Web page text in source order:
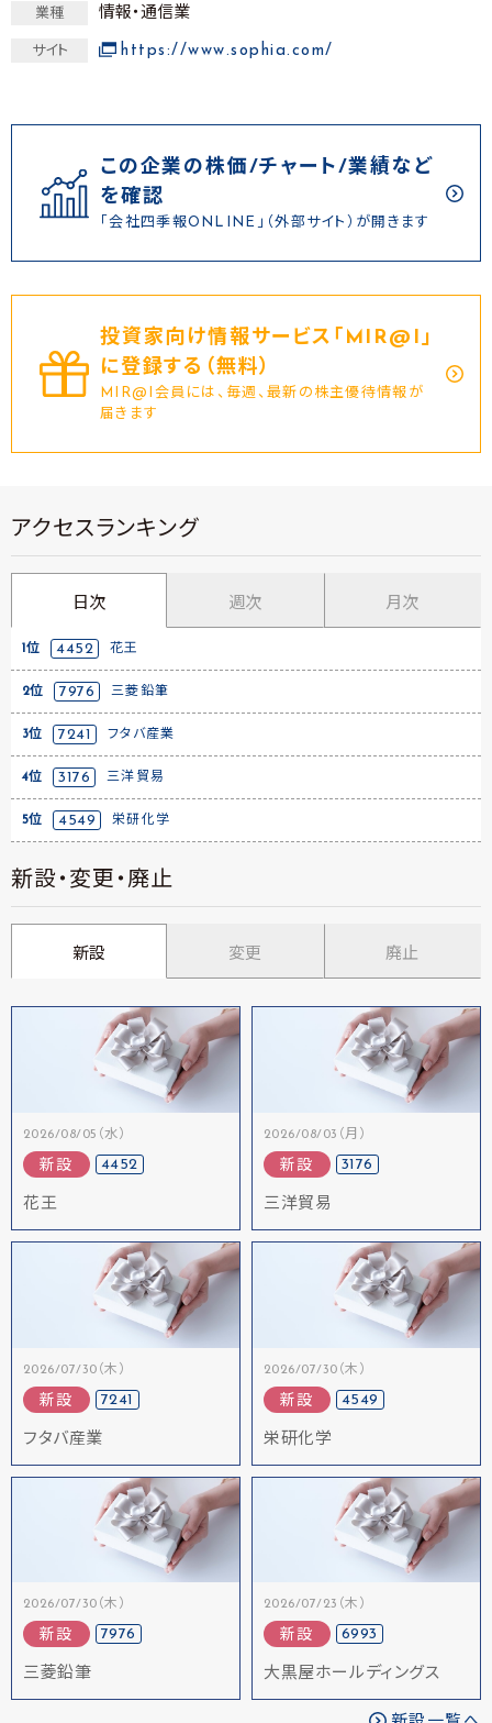
業種 情報・通信業
サイト https://www.sophia.com/
この企業の株価/チャート/業績など
を確認
「会社四季報ONLINE」（外部サイト）が開きます
投資家向け情報サービス｢MIR@I｣
に登録する（無料）
MIR@I会員には、毎週、最新の株主優待情報が
届きます
アクセスランキング
日次 週次 月次
1位 4452 花王
2位 7976 三菱鉛筆
3位 7241 フタバ産業
4位 3176 三洋貿易
5位 4549 栄研化学
新設・変更・廃止
新設 変更 廃止
2026/08/05（水）
新設 4452
花王
2026/08/03（月）
新設 3176
三洋貿易
2026/07/30（木）
新設 7241
フタバ産業
2026/07/30（木）
新設 4549
栄研化学
2026/07/30（木）
新設 7976
三菱鉛筆
2026/07/23（木）
新設 6993
大黒屋ホールディングス